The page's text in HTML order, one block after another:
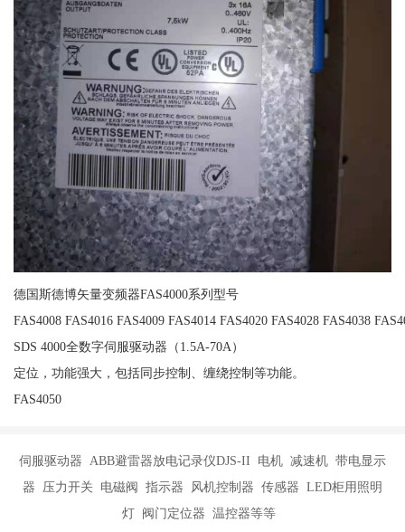
德国斯德博矢量变频器FAS4000系列型号
FAS4008 FAS4016 FAS4009 FAS4014 FAS4020 FAS4028 FAS4038
SDS 4000全数字伺服驱动器（1.5A-70A）
定位，功能强大，包括同步控制、缠绕控制等功能。
FAS4050
伺服驱动器 ABB避雷器放电记录仪DJS-II 电机 减速机 带电显示
器 压力开关 电磁阀 指示器 风机控制器 传感器 LED柜用照明
灯 阀门定位器 温控器等等